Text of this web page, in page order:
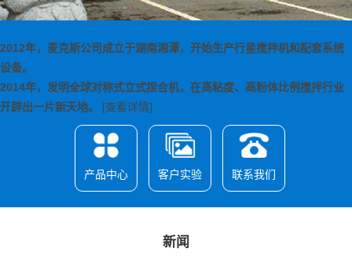
2012年，麦克斯公司成立于湖南湘潭，开始生产行星搅拌机和配套系统
设备。
2014年，发明全球对称式立式捏合机，在高粘度、高粉体比例搅拌行业
开辟出一片新天地。
[查看详情]
产品中心 客户实验 联系我们
新闻